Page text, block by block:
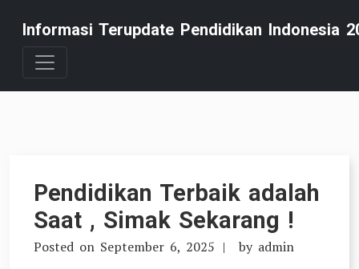
content
Informasi Terupdate Pendidikan Indonesia
Pendidikan Terbaik adalah
Saat , Simak Sekarang !
Posted on September 6, 2025 by admin